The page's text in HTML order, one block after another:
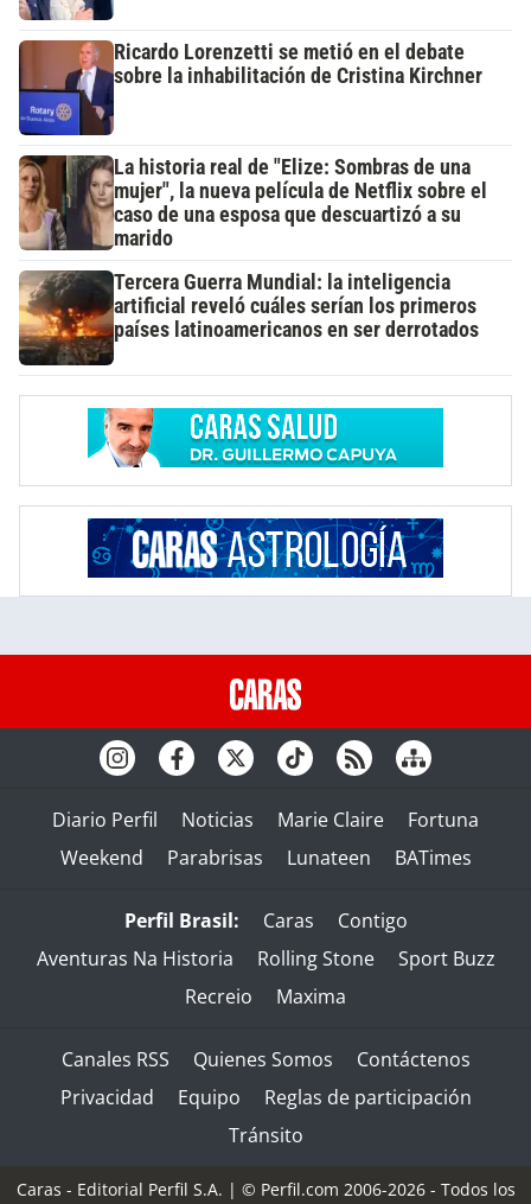
Ricardo Lorenzetti se metió en el debate
sobre la inhabilitación de Cristina Kirchner
La historia real de "Elize: Sombras de una
mujer", la nueva película de Netflix sobre el
caso de una esposa que descuartizó a su
marido
Tercera Guerra Mundial: la inteligencia
artificial reveló cuáles serían los primeros
países latinoamericanos en ser derrotados
Diario Perfil Noticias Marie Claire
Fortuna
Weekend
Parabrisas Lunateen BATimes
Perfil Brasil: Caras
Contigo
Aventuras Na Historia
Rolling Stone
Sport Buzz
Recreio
Maxima
Canales RSS Quienes Somos
Contáctenos
Privacidad
Equipo
Reglas de participación
Tránsito
Caras - Editorial Perfil S.A. | © Perfil.com 2006-2026 - Todos los